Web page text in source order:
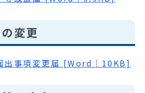
変更
出事項変更届 [Word｜10KB]